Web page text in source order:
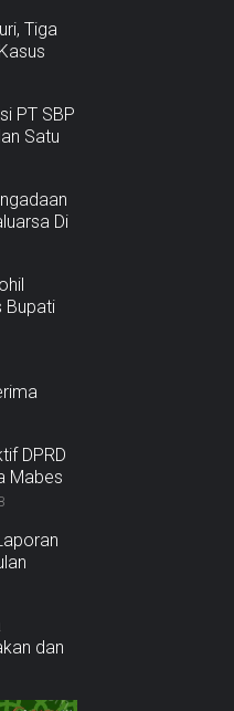
Tiga
PT SBP
Satu
Di
Bupati
DPRD
Mabes
dan